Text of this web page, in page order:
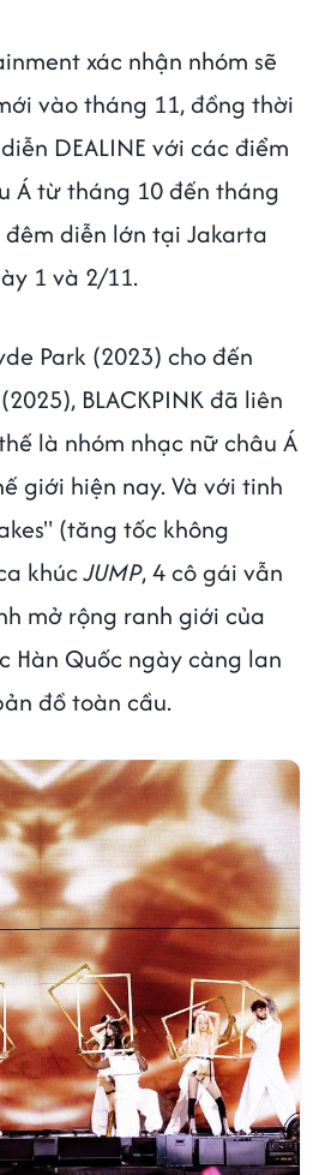
xác nhận nhóm sẽ
vào tháng 11, đồng thời
DEALINE với các điểm
Á từ tháng 10 đến tháng
diễn lớn tại Jakarta
1 và 2/11.
Park (2023) cho đến
BLACKPINK đã liên
là nhóm nhạc nữ châu Á
giới hiện nay. Và với tinh
(tăng tốc không
khúcJUMP, 4 cô gái vẫn
mở rộng ranh giới của
Hàn Quốc ngày càng lan
đồ toàn cầu.